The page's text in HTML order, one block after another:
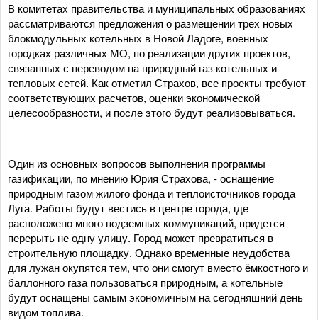
В комитетах правительства и муниципальных образованиях
рассматриваются предложения о размещении трех новых
блокмодульных котельных в Новой Ладоге, военных
городках различных МО, по реализации других проектов,
связанных с переводом на природный газ котельных и
тепловых сетей. Как отметил Страхов, все проекты требуют
соответствующих расчетов, оценки экономической
целесообразности, и после этого будут реализовываться.
Один из основных вопросов выполнения программы
газификации, по мнению Юрия Страхова, - оснащение
природным газом жилого фонда и теплоисточников города
Луга. Работы будут вестись в центре города, где
расположено много подземных коммуникаций, придется
перерыть не одну улицу. Город может превратиться в
строительную площадку. Однако временные неудобства
для лужан окупятся тем, что они смогут вместо ёмкостного и
баллонного газа пользоваться природным, а котельные
будут оснащены самым экономичным на сегодняшний день
видом топлива.